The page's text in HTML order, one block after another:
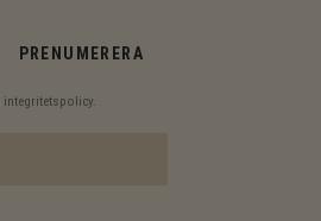
PRENUMERERA
integritetspolicy.